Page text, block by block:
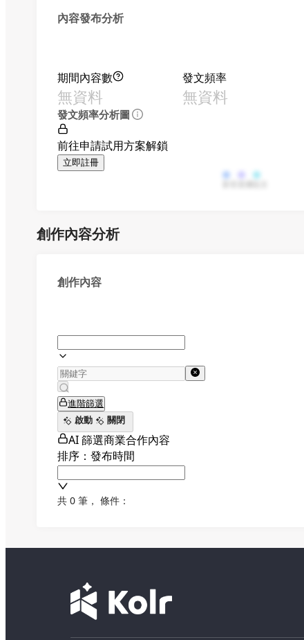
內容發布分析
期間內容數
無資料
發文頻率
無資料
發文頻率分析圖
前往申請試用方案解鎖
立即註冊
創作內容分析
創作內容
進階篩選
啟動
關閉
AI 篩選商業合作內容
排序：發布時間
共 0 筆 ， 條件：